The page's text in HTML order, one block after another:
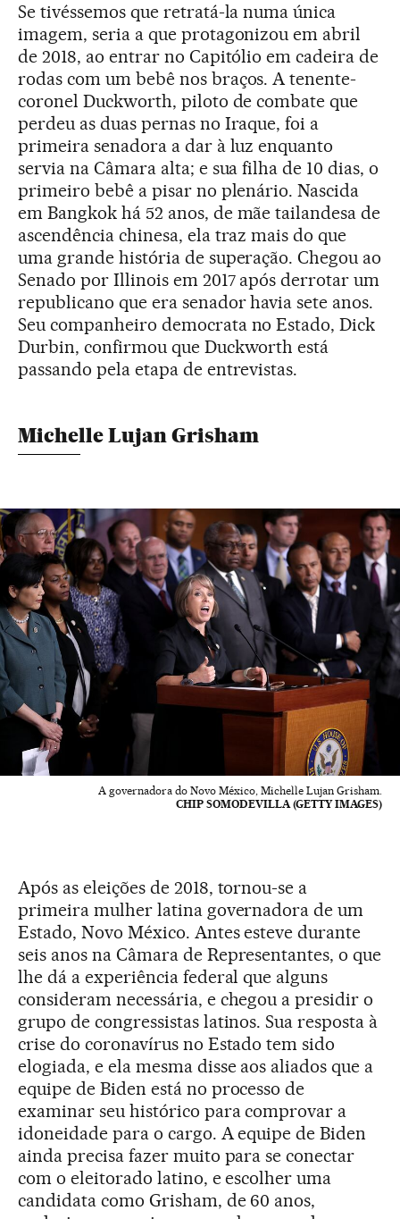
Se tivéssemos que retratá-la numa única
imagem, seria a que protagonizou em abril
de 2018, ao entrar no Capitólio em cadeira de
rodas com um bebê nos braços. A tenente-
coronel Duckworth, piloto de combate que
perdeu as duas pernas no Iraque, foi a
primeira senadora a dar à luz enquanto
servia na Câmara alta; e sua filha de 10 dias, o
primeiro bebê a pisar no plenário. Nascida
em Bangkok há 52 anos, de mãe tailandesa de
ascendência chinesa, ela traz mais do que
uma grande história de superação. Chegou ao
Senado por Illinois em 2017 após derrotar um
republicano que era senador havia sete anos.
Seu companheiro democrata no Estado, Dick
Durbin, confirmou que Duckworth está
passando pela etapa de entrevistas.
Michelle Lujan Grisham
A governadora do Novo México, Michelle Lujan Grisham.
CHIP SOMODEVILLA (GETTY IMAGES)
Após as eleições de 2018, tornou-se a
primeira mulher latina governadora de um
Estado, Novo México. Antes esteve durante
seis anos na Câmara de Representantes, o que
lhe dá a experiência federal que alguns
consideram necessária, e chegou a presidir o
grupo de congressistas latinos. Sua resposta à
crise do coronavírus no Estado tem sido
elogiada, e ela mesma disse aos aliados que a
equipe de Biden está no processo de
examinar seu histórico para comprovar a
idoneidade para o cargo. A equipe de Biden
ainda precisa fazer muito para se conectar
com o eleitorado latino, e escolher uma
candidata como Grisham, de 60 anos,